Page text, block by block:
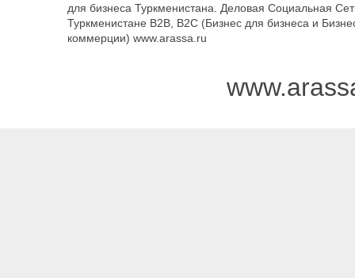
для бизнеса Туркменистана. Деловая Социальная
Туркменистане B2B, B2C (Бизнес для бизнеса и
коммерции) www.arassa.ru